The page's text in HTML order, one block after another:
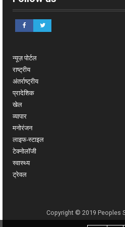
न्यूज़ पोर्टल
राष्ट्रीय
अंतर्राष्ट्रीय
प्रादेशिक
खेल
व्यापार
मनोरंजन
लाइफ-स्टाइल
टेक्नोलॉजी
स्वास्थ्य
ट्रेवल
Copyright © 2019 Peoples